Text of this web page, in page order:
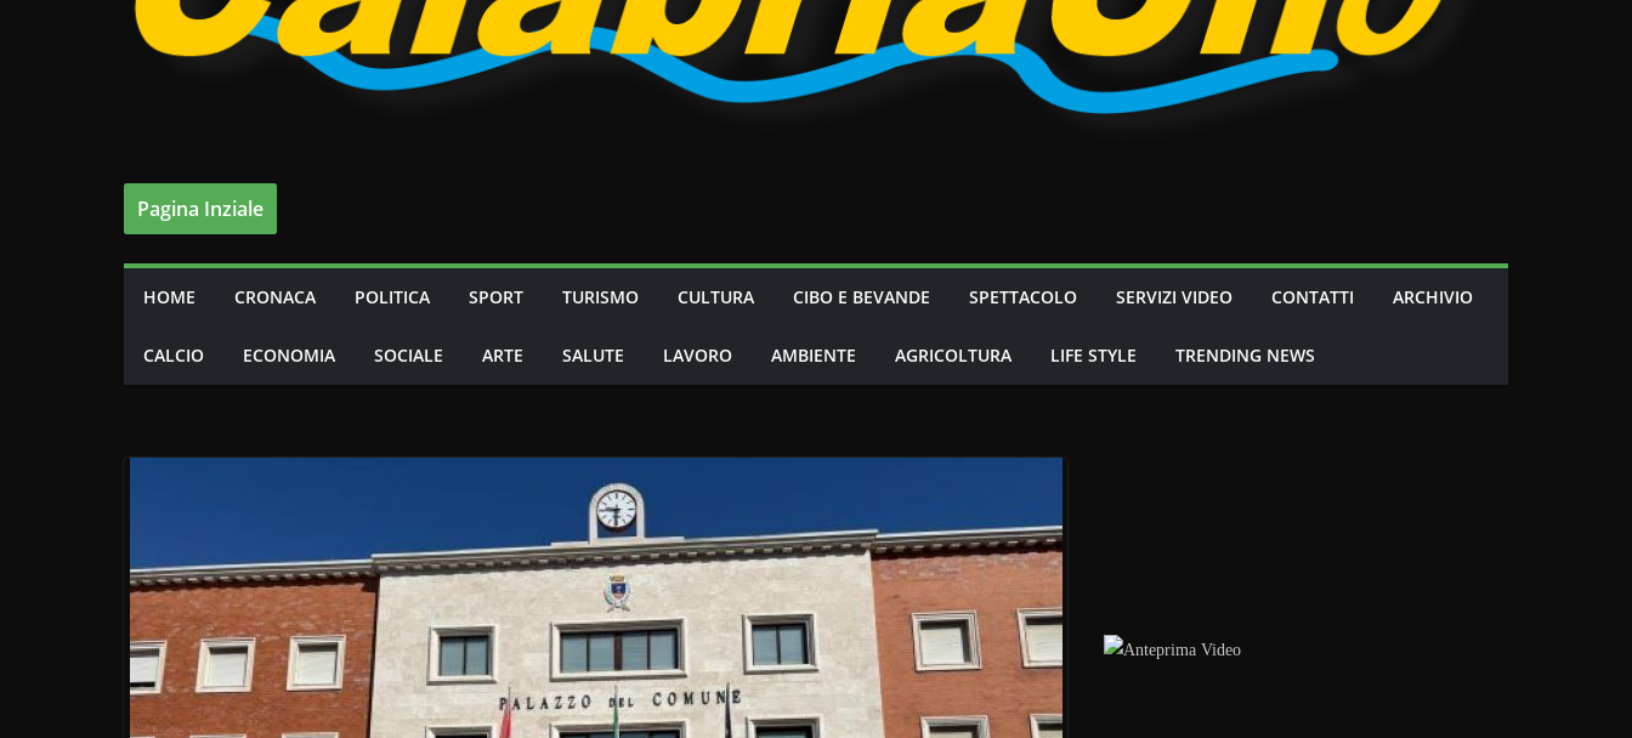
Pagina Inziale
HOME CRONACA POLITICA SPORT TURISMO CULTURA CIBO E BEVANDE SPETTACOLO SERVIZI VIDEO CONTATTI ARCHIVIO
CALCIO ECONOMIA SOCIALE ARTE SALUTE LAVORO AMBIENTE AGRICOLTURA LIFE STYLE TRENDING NEWS